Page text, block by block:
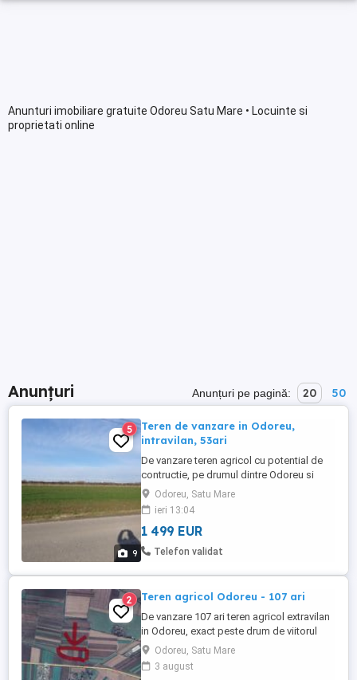
Anunturi imobiliare gratuite Odoreu Satu Mare • Locuinte si
proprietati online
Anunțuri Anunțuri pe pagină: 20 50
9
5
Teren de vanzare in Odoreu,
intravilan, 53ari
De vanzare teren agricol cu potential de
contructie, pe drumul dintre Odoreu si
Berindani. 53 ari, intabulat, toate actele si
impozitul la zi. Front la strada 67.2m, retea
de apa si gaz in fata terenului. Potential de
a cumpara si parcelele imediat invecinate.
1499 euro pe ar Potential pensiune la
Odoreu, Satu Mare
ieri 13:04
1 499 EUR
Telefon validat
2 Teren agricol Odoreu - 107 ari
De vanzare 107 ari teren agricol extravilan
in Odoreu, exact peste drum de viitorul
Aquapark, dupa calea ferata. Toate actele
si taxele la zi. 450 euro pe ar.
Odoreu, Satu Mare
3 august